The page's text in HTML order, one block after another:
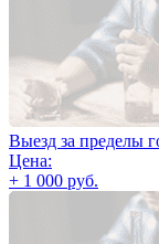
Выезд за пределы
Цена:
+ 1 000 руб.